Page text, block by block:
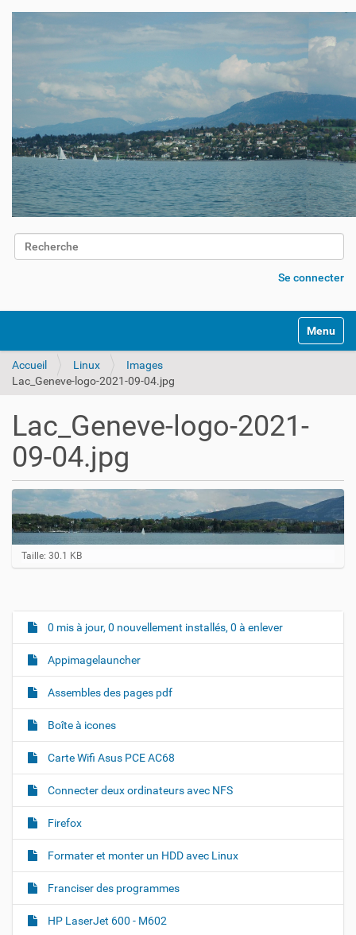
Chercher par
Se connecter
Activer/
Accueil Linux
Images
Lac_Geneve-logo-2021-09-04.jpg
Lac_Geneve-logo-2021-
09-04.jpg
C
l
u
r
m
e
s
Taille: 30.1 KB
N
a
v
g
a
t
i
o
n
0 mis à jour, 0 nouvellement installés, 0 à enlever
Appimagelauncher
Assembles des pages pdf
Boîte à icones
Carte Wifi Asus PCE AC68
Connecter deux ordinateurs avec NFS
Firefox
Formater et monter un HDD avec Linux
Franciser des programmes
HP LaserJet 600 - M602